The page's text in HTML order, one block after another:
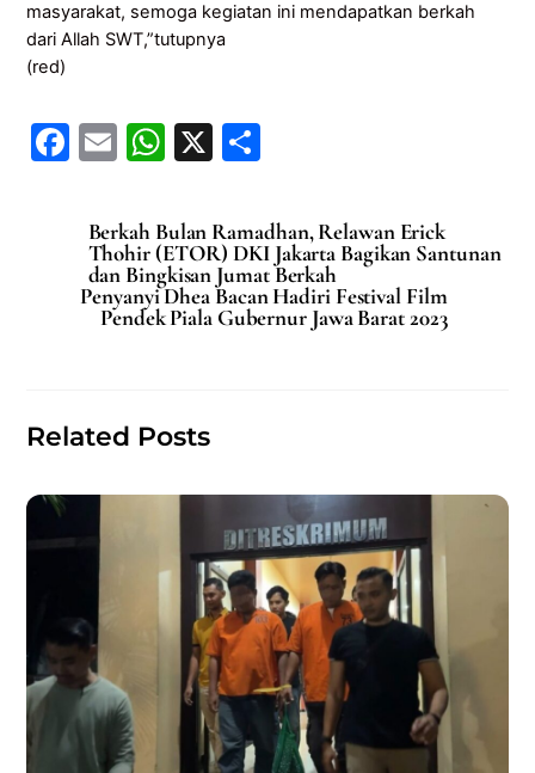
masyarakat, semoga kegiatan ini mendapatkan berkah
dari Allah SWT,”tutupnya
(red)
F
c
e
b
E
ai
l
W
at
s
A
p
X
ar
e
Berkah Bulan Ramadhan, Relawan Erick
Thohir (ETOR) DKI Jakarta Bagikan Santunan
dan Bingkisan Jumat Berkah
Penyanyi Dhea Bacan Hadiri Festival Film
Pendek Piala Gubernur Jawa Barat 2023
Related Posts